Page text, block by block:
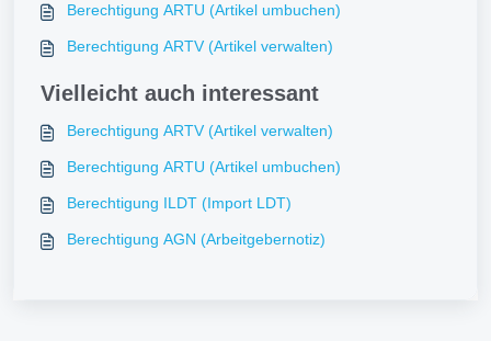
Berechtigung ARTU (Artikel umbuchen)
Berechtigung ARTV (Artikel verwalten)
Vielleicht auch interessant
Berechtigung ARTV (Artikel verwalten)
Berechtigung ARTU (Artikel umbuchen)
Berechtigung ILDT (Import LDT)
Berechtigung AGN (Arbeitgebernotiz)